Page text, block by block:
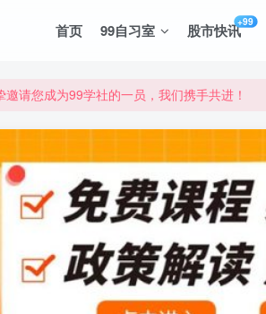
首页 99自习室 股市快讯+99
邀请您成为99学社的一员，我们携手共进！
邀请您成为99学社的一员，我们携手共进！
路上不孤独，99学社与你同行！分享全网优质